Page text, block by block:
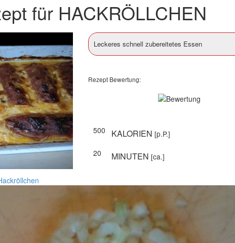
für HACKRÖLLCHEN
Leckeres schnell zubereitetes Essen
Rezept Bewertung:
500 KALORIEN [p.P.]
20
MINUTEN [ca.]